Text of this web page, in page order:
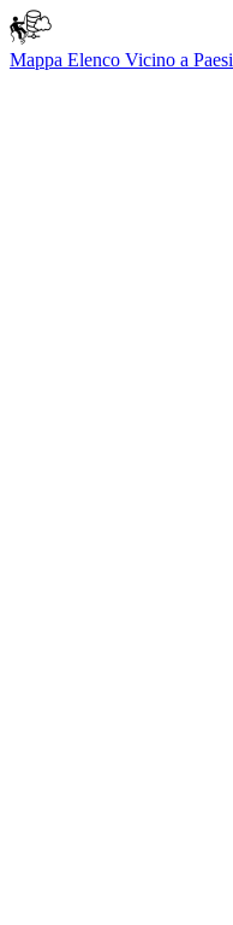
Mappa Elenco Vicino a Paesi